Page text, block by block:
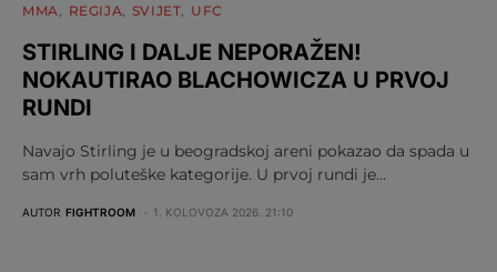
MMA REGIJA SVIJET UFC
STIRLING I DALJE NEPORAŽEN!
NOKAUTIRAO BLACHOWICZA U PRVOJ
RUNDI
Navajo Stirling je u beogradskoj areni pokazao da spada u
sam vrh poluteške kategorije. U prvoj rundi je…
AUTOR FIGHTROOM 1. KOLOVOZA 2026. 21:10